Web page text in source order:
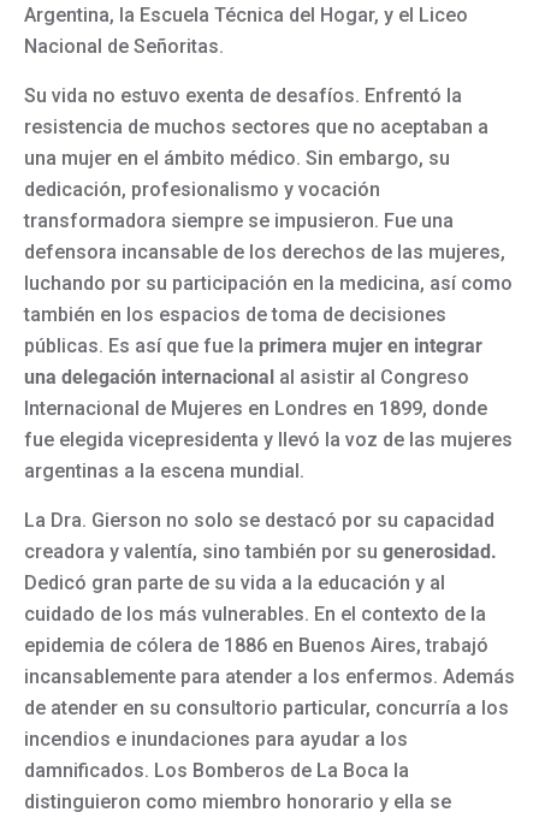
Argentina, la Escuela Técnica del Hogar, y el Liceo
Nacional de Señoritas.
Su vida no estuvo exenta de desafíos. Enfrentó la
resistencia de muchos sectores que no aceptaban a
una mujer en el ámbito médico. Sin embargo, su
dedicación, profesionalismo y vocación
transformadora siempre se impusieron. Fue una
defensora incansable de los derechos de las mujeres,
luchando por su participación en la medicina, así como
también en los espacios de toma de decisiones
públicas. Es así que fue la primera mujer en integrar
una delegación internacional al asistir al Congreso
Internacional de Mujeres en Londres en 1899, donde
fue elegida vicepresidenta y llevó la voz de las mujeres
argentinas a la escena mundial.
La Dra. Gierson no solo se destacó por su capacidad
creadora y valentía, sino también por su generosidad.
Dedicó gran parte de su vida a la educación y al
cuidado de los más vulnerables. En el contexto de la
epidemia de cólera de 1886 en Buenos Aires, trabajó
incansablemente para atender a los enfermos. Además
de atender en su consultorio particular, concurría a los
incendios e inundaciones para ayudar a los
damnificados. Los Bomberos de La Boca la
distinguieron como miembro honorario y ella se